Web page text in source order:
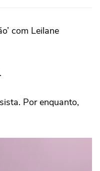
com Leilane
Por enquanto,